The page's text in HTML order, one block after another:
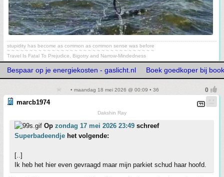
stupidity has become as common as common sense was before
~ ~ ~ ~ ~ ~ ~ ~ ~ ~ ~ ~ ~ ~ ~ ~ ~ ~ ~ ~ ~ ~ ~ ~ ~ ~ ~ ~ ~ ~ ~ ~ ~
Travel Is Fatal To Prejudice, Bigotry and Narrow-Mindedness
Bespaar op je energiekosten - gaslicht.nl Boek goedkoper bij
• maandag 18 mei 2026 @ 00:09 • 36
marcb1974
Dakshin Ray
Op zondag 17 mei 2026 23:49 schreef
Superbadeendje het volgende:
[..]
Ik heb het hier even gevraagd maar mijn parkiet schud haar hoofd.